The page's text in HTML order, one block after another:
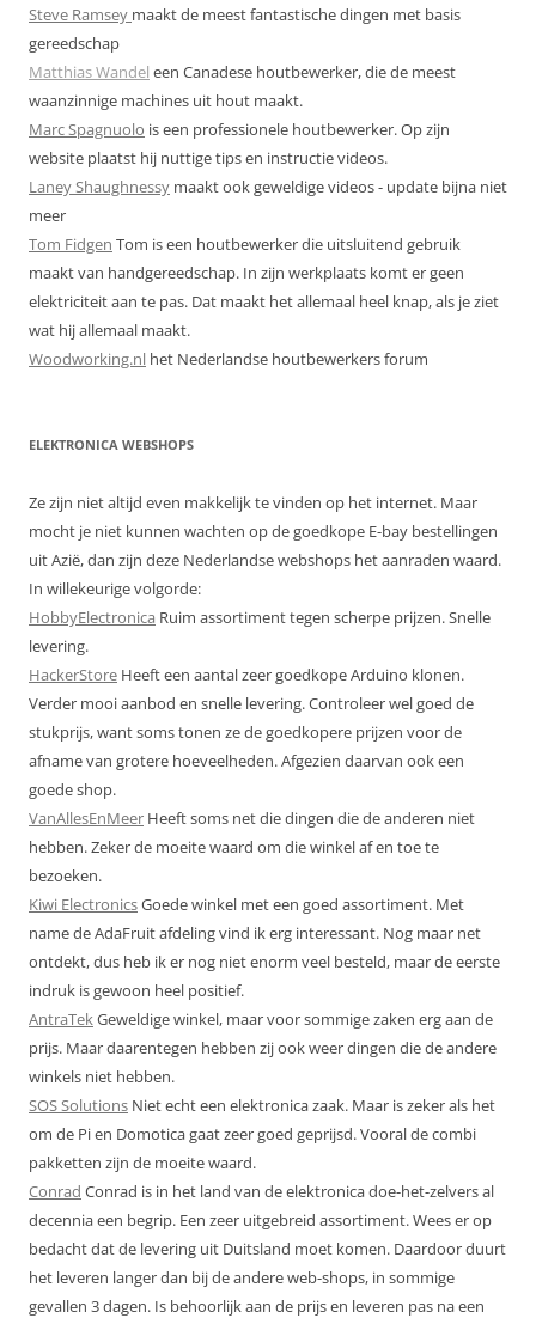
Steve Ramsey maakt de meest fantastische dingen met basis
gereedschap
Matthias Wandel een Canadese houtbewerker, die de meest
waanzinnige machines uit hout maakt.
Marc Spagnuolo is een professionele houtbewerker. Op zijn
website plaatst hij nuttige tips en instructie videos.
Laney Shaughnessy maakt ook geweldige videos - update bijna niet
meer
Tom Fidgen Tom is een houtbewerker die uitsluitend gebruik
maakt van handgereedschap. In zijn werkplaats komt er geen
elektriciteit aan te pas. Dat maakt het allemaal heel knap, als je ziet
wat hij allemaal maakt.
Woodworking.nl het Nederlandse houtbewerkers forum
ELEKTRONICA WEBSHOPS
Ze zijn niet altijd even makkelijk te vinden op het internet. Maar
mocht je niet kunnen wachten op de goedkope E-bay bestellingen
uit Azië, dan zijn deze Nederlandse webshops het aanraden waard.
In willekeurige volgorde:
HobbyElectronica Ruim assortiment tegen scherpe prijzen. Snelle
levering.
HackerStore Heeft een aantal zeer goedkope Arduino klonen.
Verder mooi aanbod en snelle levering. Controleer wel goed de
stukprijs, want soms tonen ze de goedkopere prijzen voor de
afname van grotere hoeveelheden. Afgezien daarvan ook een
goede shop.
VanAllesEnMeer Heeft soms net die dingen die de anderen niet
hebben. Zeker de moeite waard om die winkel af en toe te
bezoeken.
Kiwi ElectronicsGoede winkel met een goed assortiment. Met
name de AdaFruit afdeling vind ik erg interessant. Nog maar net
ontdekt, dus heb ik er nog niet enorm veel besteld, maar de eerste
indruk is gewoon heel positief.
AntraTekGeweldige winkel, maar voor sommige zaken erg aan de
prijs. Maar daarentegen hebben zij ook weer dingen die de andere
winkels niet hebben.
SOS Solutions Niet echt een elektronica zaak. Maar is zeker als het
om de Pi en Domotica gaat zeer goed geprijsd. Vooral de combi
pakketten zijn de moeite waard.
Conrad Conrad is in het land van de elektronica doe-het-zelvers al
decennia een begrip. Een zeer uitgebreid assortiment. Wees er op
bedacht dat de levering uit Duitsland moet komen. Daardoor duurt
het leveren langer dan bij de andere web-shops, in sommige
gevallen 3 dagen. Is behoorlijk aan de prijs en leveren pas na een